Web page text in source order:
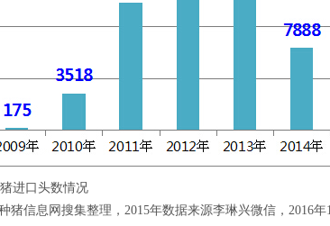
进口头数情况
猪信息网搜集整理，2015年数据来源李琳兴微信，2016年1